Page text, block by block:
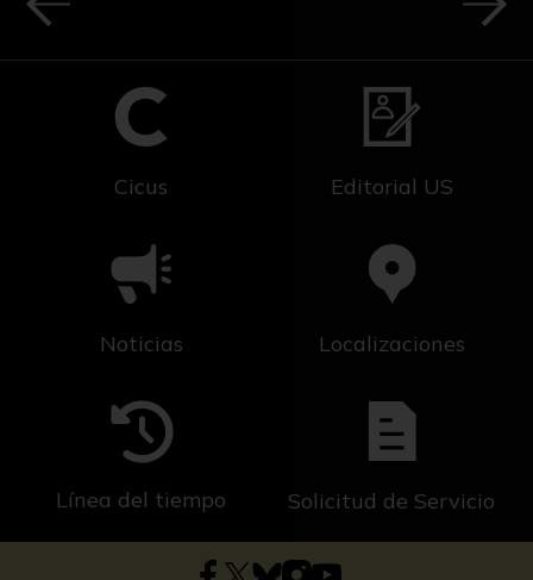
Cicus Editorial US
Noticias Localizaciones
Línea del tiempo Solicitud de Servicio